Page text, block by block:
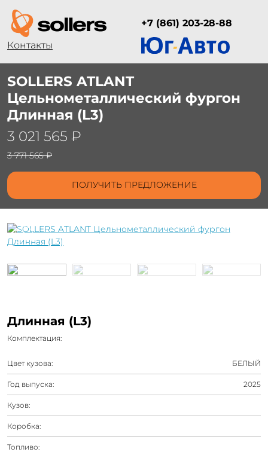
+7 (861) 203-28-88
Контакты
SOLLERS ATLANT
Цельнометаллический фургон
Длинная (L3)
3 021 565 ₽
3 771 565 ₽
ПОЛУЧИТЬ ПРЕДЛОЖЕНИЕ
Длинная (L3)
Комплектация:
Цвет кузова: БЕЛЫЙ
Год выпуска: 2025
Кузов:
Коробка:
Топливо: